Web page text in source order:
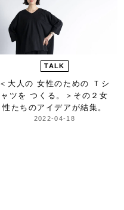
TALK
＜大人の 女性のための Ｔシ
ャツを つくる。＞ その２女
性たちのアイデアが結集。
2022-04-18